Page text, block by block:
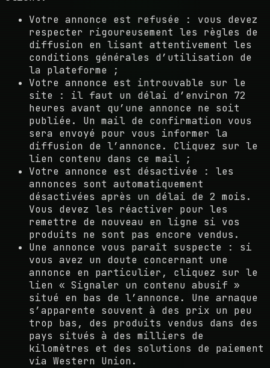
Votre annonce est refusée : vous devez
respecter rigoureusement les règles de
diffusion en lisant attentivement les
conditions générales d’utilisation de
la plateforme ;
Votre annonce est introuvable sur le
site : il faut un délai d’environ 72
heures avant qu’une annonce ne soit
publiée. Un mail de confirmation vous
sera envoyé pour vous informer la
diffusion de l’annonce. Cliquez sur le
lien contenu dans ce mail ;
Votre annonce est désactivée : les
annonces sont automatiquement
désactivées après un délai de 2 mois.
Vous devez les réactiver pour les
remettre de nouveau en ligne si vos
produits ne sont pas encore vendus.
Une annonce vous paraît suspecte : si
vous avez un doute concernant une
annonce en particulier, cliquez sur le
lien « Signaler un contenu abusif »
situé en bas de l’annonce. Une arnaque
s’apparente souvent à des prix un peu
trop bas, des produits vendus dans des
pays situés à des milliers de
kilomètres et des solutions de paiement
via Western Union.